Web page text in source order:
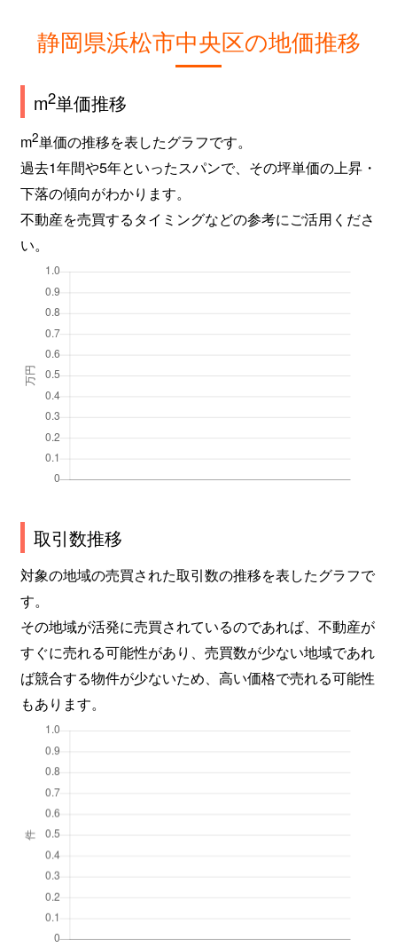
静岡県浜松市中央区の地価推移
m2単価推移
m2単価の推移を表したグラフです。
過去1年間や5年といったスパンで、その坪単価の上昇・
下落の傾向がわかります。
不動産を売買するタイミングなどの参考にご活用くださ
い。
取引数推移
対象の地域の売買された取引数の推移を表したグラフで
す。
その地域が活発に売買されているのであれば、不動産が
すぐに売れる可能性があり、売買数が少ない地域であれ
ば競合する物件が少ないため、高い価格で売れる可能性
もあります。